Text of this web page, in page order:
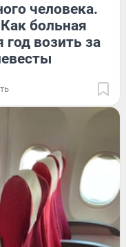
человека.
больная
год возить за